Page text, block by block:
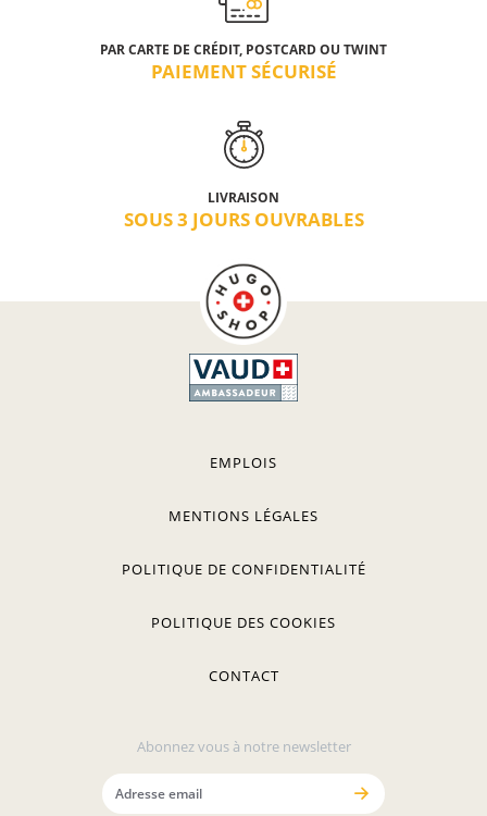
PAR CARTE DE CRÉDIT, POSTCARD OU TWINT
PAIEMENT SÉCURISÉ
LIVRAISON
SOUS 3 JOURS OUVRABLES
EMPLOIS
MENTIONS LÉGALES
POLITIQUE DE CONFIDENTIALITÉ
POLITIQUE DES COOKIES
CONTACT
Abonnez vous à notre newsletter